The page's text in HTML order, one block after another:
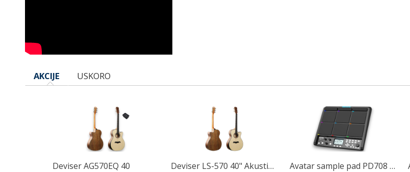
AKCIJE USKORO
Avatar sample pad PD708 32GB Avatar drum set A51 PRO